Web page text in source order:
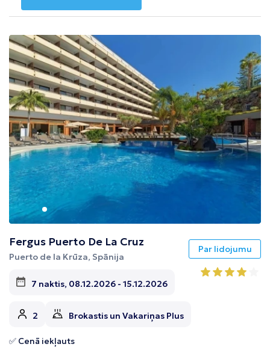
Fergus Puerto De La Cruz
Puerto de la Krūza, Spānija
7 naktis, 08.12.2026 - 15.12.2026
2 Brokastis un Vakariņas Plus
✅ Cenā iekļauts
Par lidojumu